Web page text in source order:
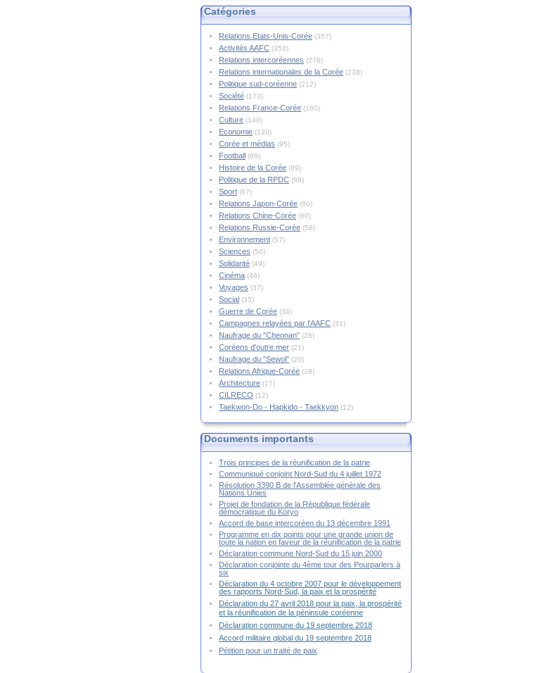
Catégories
Relations Etats-Unis-Corée (357)
Activités AAFC (353)
Relations intercoréennes (278)
Relations internationales de la Corée (238)
Politique sud-coréenne (212)
Société (173)
Relations France-Corée (160)
Culture (140)
Economie (120)
Corée et médias (95)
Football (89)
Histoire de la Corée (89)
Politique de la RPDC (88)
Sport (87)
Relations Japon-Corée (80)
Relations Chine-Corée (60)
Relations Russie-Corée (58)
Environnement (57)
Sciences (50)
Solidarité (49)
Cinéma (46)
Voyages (37)
Social (35)
Guerre de Corée (34)
Campagnes relayées par l'AAFC (31)
Naufrage du "Cheonan" (26)
Coréens d'outre mer (21)
Naufrage du "Sewol" (20)
Relations Afrique-Corée (18)
Architecture (17)
CILRECO (12)
Taekwon-Do - Hapkido - Taekkyon (12)
Documents importants
Trois principes de la réunification de la patrie
Communiqué conjoint Nord-Sud du 4 juillet 1972
Résolution 3390 B de l'Assemblée générale des
Nations Unies
Projet de fondation de la République fédérale
démocratique du Koryo
Accord de base intercoréen du 13 décembre 1991
Programme en dix points pour une grande union de
toute la nation en faveur de la réunification de la patrie
Déclaration commune Nord-Sud du 15 juin 2000
Déclaration conjointe du 4ème tour des Pourparlers à
six
Déclaration du 4 octobre 2007 pour le développement
des rapports Nord-Sud, la paix et la prospérité
Déclaration du 27 avril 2018 pour la paix, la prospérité
et la réunification de la péninsule coréenne
Déclaration commune du 19 septembre 2018
Accord militaire global du 19 septembre 2018
Pétition pour un traité de paix